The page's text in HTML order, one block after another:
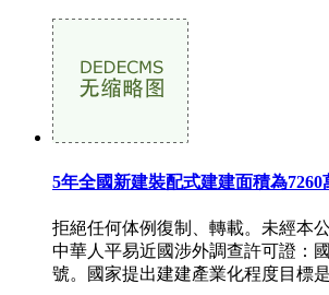
5年全國新建裝配式建建面積為7260
拒絕任何体例復制、轉載。未經本
中華人平易近國涉外調查許可證：
號。國家提出建建產業化程度目標